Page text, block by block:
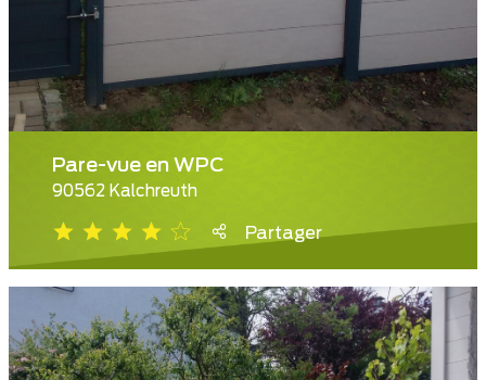
Pare-vue en WPC
90562 Kalchreuth
Partager